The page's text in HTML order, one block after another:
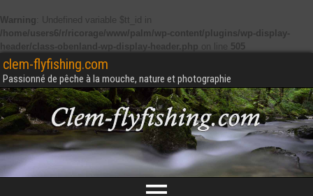
Warning : Undefined variable $tt_id in
/home/users6/r/ricorage/www/palm/wp-content/plugins/wp-display-
header/class-obenland-wp-display-header.php on line 505
clem-flyfishing.com
Passionné de pêche à la mouche, nature et photographie